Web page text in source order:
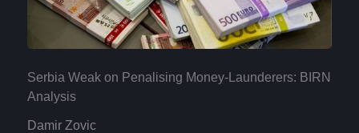
Serbia Weak on Penalising Money-Launderers: BIRN
Analysis
Damir Zovic